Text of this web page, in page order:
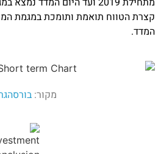
קצרת הטווח תואמת ותומכת במגמת
המדד.
מקור: